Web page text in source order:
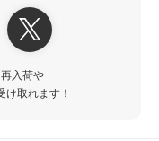
入荷や
取れます！